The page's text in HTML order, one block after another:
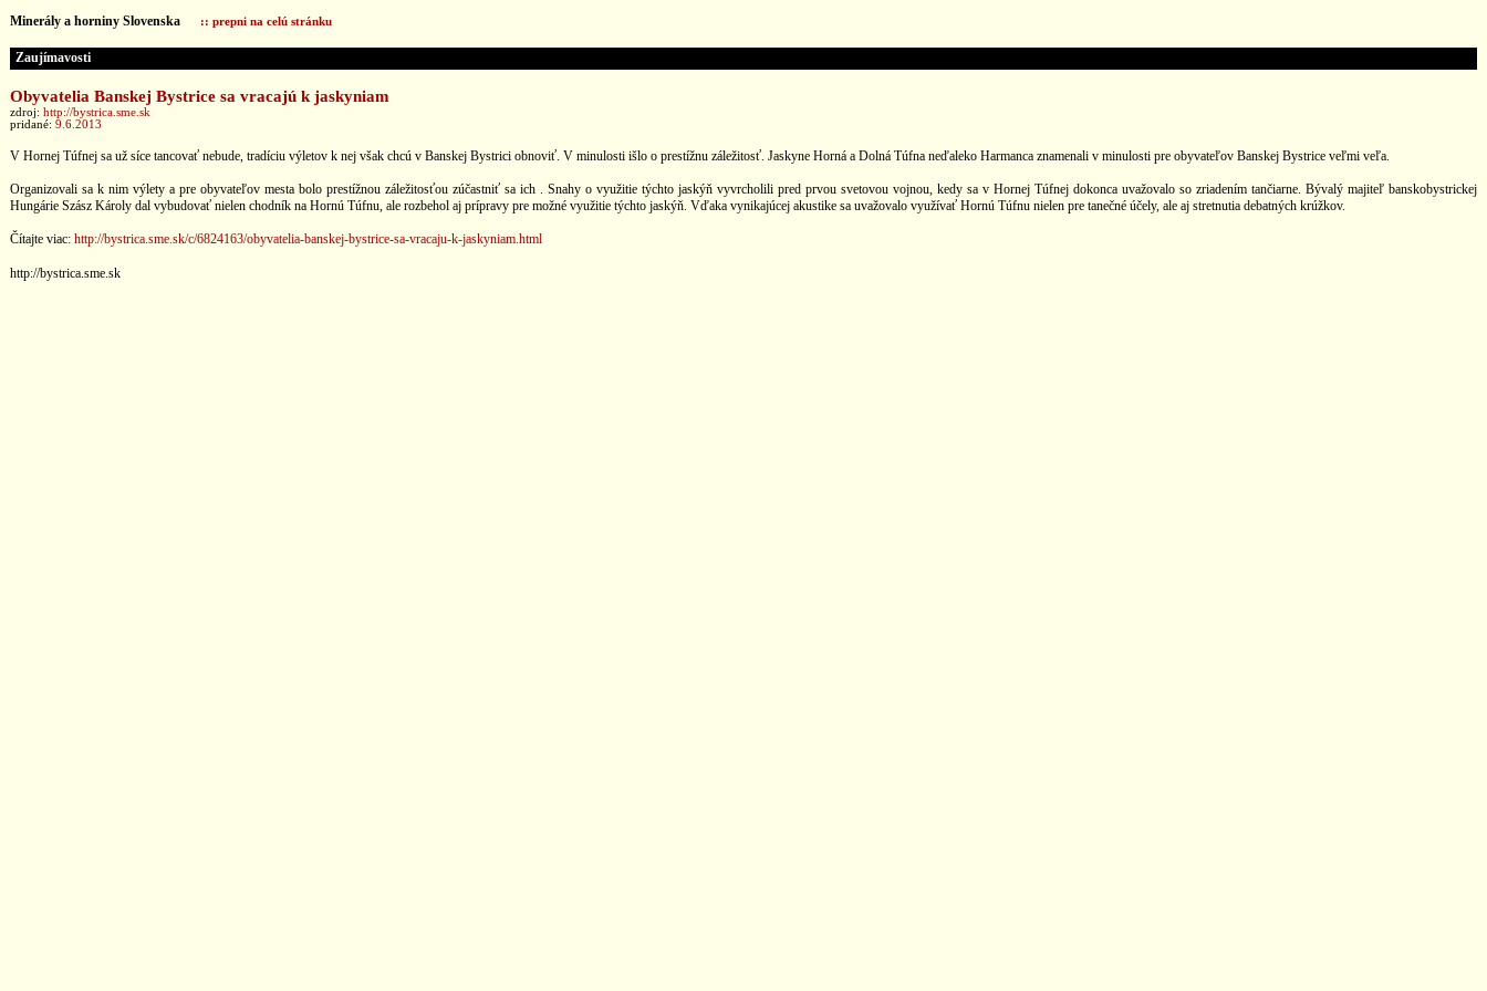
Minerály a horniny Slovenska :: prepni na celú stránku
Zaujímavosti
Obyvatelia Banskej Bystrice sa vracajú k jaskyniam
zdroj: http://bystrica.sme.sk
pridané: 9.6.2013
V Hornej Túfnej sa už síce tancovať nebude, tradíciu výletov k nej však chcú v Banskej Bystrici obnoviť. V minulosti išlo o prestížnu záležitosť. Jaskyne Horná a Dolná Túfna neďaleko Harmanca znamenali v minulosti pre obyvateľov Banskej Bystrice veľmi veľa.
Organizovali sa k nim výlety a pre obyvateľov mesta bolo prestížnou záležitosťou zúčastniť sa ich . Snahy o využitie týchto jaskýň vyvrcholili pred prvou svetovou vojnou, kedy sa v Hornej Túfnej dokonca uvažovalo so zriadením tančiarne. Bývalý majiteľ banskobystrickej
Hungárie Szász Károly dal vybudovať nielen chodník na Hornú Túfnu, ale rozbehol aj prípravy pre možné využitie týchto jaskýň. Vďaka vynikajúcej akustike sa uvažovalo využívať Hornú Túfnu nielen pre tanečné účely, ale aj stretnutia debatných krúžkov.
Čítajte viac: http://bystrica.sme.sk/c/6824163/obyvatelia-banskej-bystrice-sa-vracaju-k-jaskyniam.html
http://bystrica.sme.sk